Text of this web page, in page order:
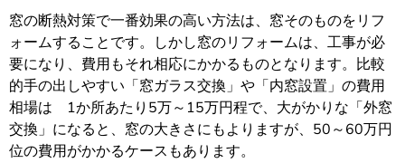
窓の断熱対策で一番効果の高い方法は、窓そのものをリフ
ォームすることです。しかし窓のリフォームは、工事が必
要になり、費用もそれ相応にかかるものとなります。比較
的手の出しやすい「窓ガラス交換」や「内窓設置」の費用
相場は 1か所あたり5万～15万円程で、大がかりな「外窓
交換」になると、窓の大きさにもよりますが、50～60万円
位の費用がかかるケースもあります。